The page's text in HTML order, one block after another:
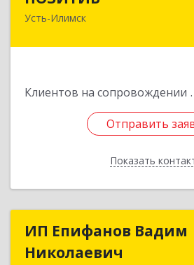
Усть-Илимск
Клиентов на сопровождении
Отправить
Показать
666679, Иркутская обл,
Отправить
Назад
ИП Епифанов Вадим
Николаевич
ИП